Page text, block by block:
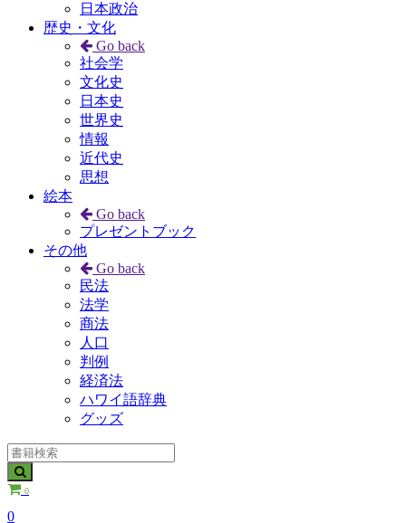
日本政治
歴史・文化
Go back
社会学
文化史
日本史
世界史
情報
近代史
思想
絵本
Go back
プレゼントブック
その他
Go back
民法
法学
商法
人口
判例
経済法
ハワイ語辞典
グッズ
0
0